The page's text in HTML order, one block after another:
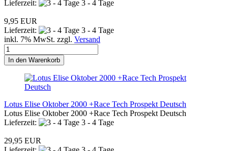
Lieferzeit:
3 - 4 Tage
9,95 EUR
Lieferzeit:
3 - 4 Tage
inkl. 7% MwSt. zzgl. Versand
In den Warenkorb
Lotus Elise Oktober 2000 +Race Tech Prospekt Deutsch
Lotus Elise Oktober 2000 +Race Tech Prospekt Deutsch
Lieferzeit:
3 - 4 Tage
29,95 EUR